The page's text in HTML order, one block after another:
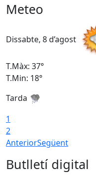
Meteo
Dissabte, 8 d’agost
T.Màx: 37°
T.Min: 18°
Tarda
1
2
AnteriorSegüent
Butlletí digital